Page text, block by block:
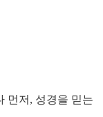
먼저 , 성경을 믿는